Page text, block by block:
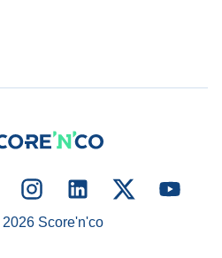
2026Score'n'co